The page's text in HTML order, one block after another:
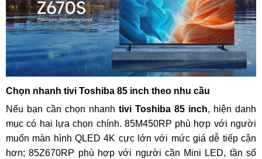
Chọn nhanh tivi Toshiba 85 inch theo nhu cầu
Nếu bạn cần chọn nhanh tivi Toshiba 85 inch, hiện danh
mục có hai lựa chọn chính. 85M450RP phù hợp với người
muốn màn hình QLED 4K cực lớn với mức giá dễ tiếp cận
hơn; 85Z670RP phù hợp với người cần Mini LED, tần số